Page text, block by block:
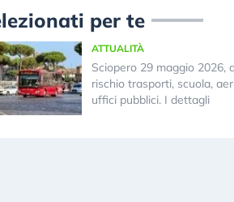
per te
ATTUALITÀ
Sciopero 29 maggio 2026,
rischio trasporti, scuola,
uffici pubblici. I dettagli